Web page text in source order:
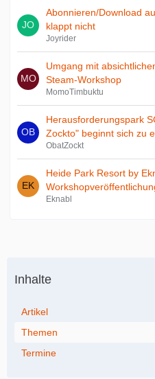
Abonnieren/Download
klappt nicht
Joyrider
Umgang mit
Steam-Workshop
MomoTimbuktu
Herausforderungspark
Zockto" beginnt sich zu
ObatZockt
Heide Park Resort by
Eknabl
Inhalte
Artikel
Themen
Termine